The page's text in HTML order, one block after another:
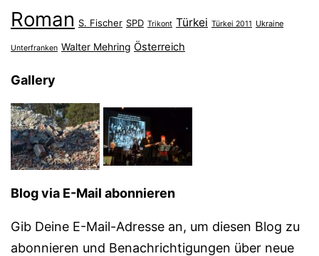
Roman S. Fischer SPD Trikont Türkei Türkei 2011 Ukraine
Unterfranken Walter Mehring Österreich
Gallery
Blog via E-Mail abonnieren
Gib Deine E-Mail-Adresse an, um diesen Blog zu
abonnieren und Benachrichtigungen über neue